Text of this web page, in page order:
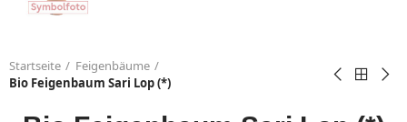
Startseite
Feigenbäume
Bio Feigenbaum Sari Lop (*)